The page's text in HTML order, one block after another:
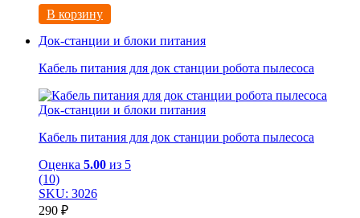
В корзину
Док-станции и блоки питания
Кабель питания для док станции робота пылесоса
Док-станции и блоки питания
Кабель питания для док станции робота пылесоса
Оценка 5.00 из 5
(10)
SKU: 3026
290 ₽